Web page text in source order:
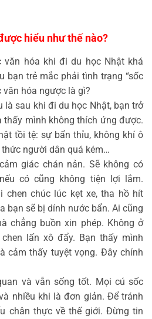
hiểu như thế nào?
văn hóa khi đi du học Nhật khá
bạn trẻ mắc phải tình trạng “sốc
văn hóa ngược là gì?
là sau khi đi du học Nhật, bạn trở
thấy mình không thích ứng được.
tồi tệ: sự bẩn thỉu, không khí ô
thức người dân quá kém…
giác chán nản. Sẽ không có
có cũng không tiện lợi lắm.
chen chúc lúc kẹt xe, tha hồ hít
bạn sẽ bị dính nước bẩn. Ai cũng
chẳng buồn xin phép. Không ở
lấn xô đẩy. Bạn thấy mình
cảm thấy tuyệt vọng. Đây chính
và vẫn sống tốt. Mọi cú sốc
nhiều khi là đơn giản. Để tránh
chân thực về thế giới. Đừng tin